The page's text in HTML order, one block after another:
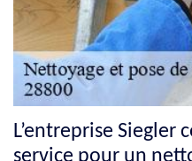
L’entreprise Siegler